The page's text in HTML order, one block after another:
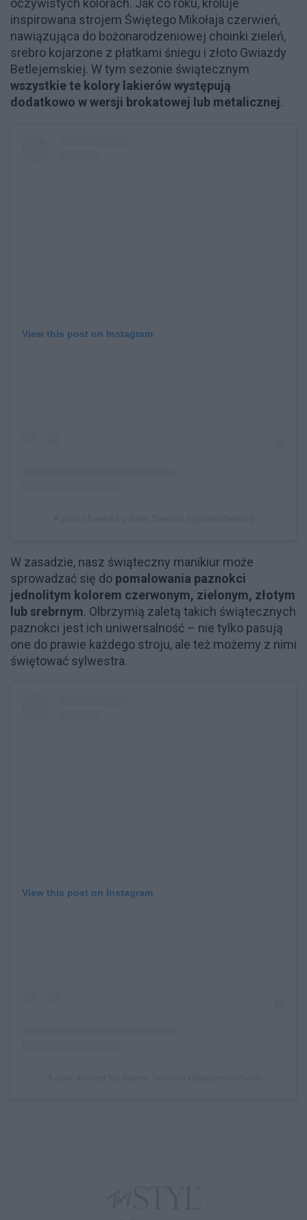
oczywistych kolorach. Jak co roku, króluje
inspirowana strojem Świętego Mikołaja czerwień,
nawiązująca do bożonarodzeniowej choinki zieleń,
srebro kojarzone z płatkami śniegu i złoto Gwiazdy
Betlejemskiej. W tym sezonie świątecznym
wszystkie te kolory lakierów występują
dodatkowo w wersji brokatowej lub metalicznej.
View this post on Instagram
W zasadzie, nasz świąteczny manikiur może
sprowadzać się do pomalowania paznokci
jednolitym kolorem czerwonym, zielonym, złotym
lub srebrnym. Olbrzymią zaletą takich świątecznych
paznokci jest ich uniwersalność – nie tylko pasują
one do prawie każdego stroju, ale też możemy z nimi
świętować sylwestra.
View this post on Instagram